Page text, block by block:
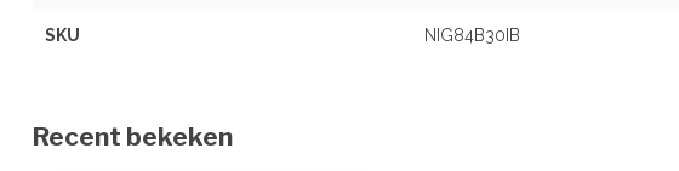
SKU NIG84B30IB
Recent bekeken